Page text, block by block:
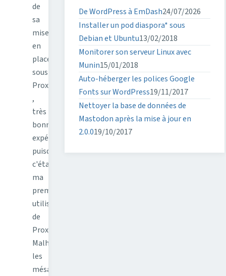
de
sa
mise
en
place
sous
Proxmox
,
très
bonne
expérience
puisque
c'était
ma
première
utilisation
de
Proxmox.
Malheureusement,
les
mésaventures
De WordPress à EmDash24/07/2026
Installer un pod diaspora* sous
Debian et Ubuntu13/02/2018
Monitorer son serveur Linux avec
Munin15/01/2018
Auto-héberger les polices Google
Fonts sur WordPress19/11/2017
Nettoyer la base de données de
Mastodon après la mise à jour en
2.0.019/10/2017